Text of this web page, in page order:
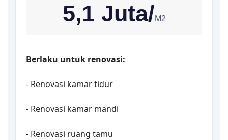
5,1 Juta/M2
Berlaku untuk renovasi:
- Renovasi kamar tidur
- Renovasi kamar mandi
- Renovasi ruang tamu